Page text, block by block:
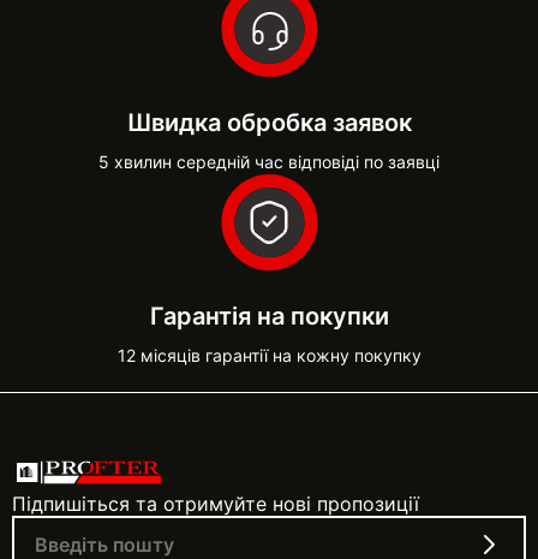
Швидка обробка заявок
5 хвилин середній час відповіді по заявці
Гарантія на покупки
12 місяців гарантії на кожну покупку
Підпишіться та отримуйте нові пропозиції